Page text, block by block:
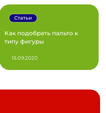
Как подобрать пальто к
типу фигуры
Статьи
15.09.2020